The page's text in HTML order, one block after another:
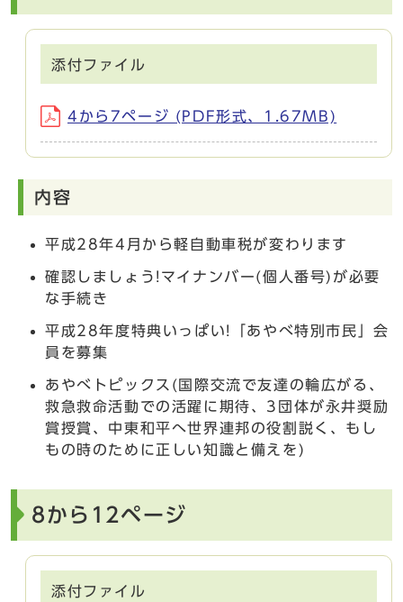
添付ファイル
4から7ページ (PDF形式、1.67MB)
内容
平成28年4月から軽自動車税が変わります
確認しましょう!マイナンバー(個人番号)が必要
な手続き
平成28年度特典いっぱい!「あやべ特別市民」会
員を募集
あやべトピックス(国際交流で友達の輪広がる、
救急救命活動での活躍に期待、3団体が永井奨励
賞授賞、中東和平へ世界連邦の役割説く、もし
もの時のために正しい知識と備えを)
8から12ページ
添付ファイル